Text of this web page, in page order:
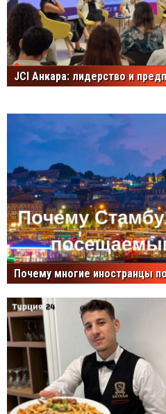
JCI Анкара: лидерство и
Почему многие иностранцы